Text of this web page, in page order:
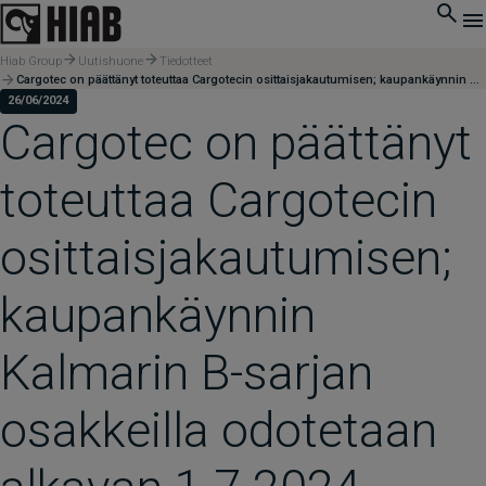
Hiab Group Uutishuone
Tiedotteet
Cargotec on päättänyt toteuttaa Cargotecin osittaisjakautumisen; kaupankäynnin Kalmarin B-sarjan osakkeilla odotetaan alkavan 1.7.2024
26/06/2024
Cargotec on päättänyt
toteuttaa Cargotecin
osittaisjakautumisen;
kaupankäynnin
Kalmarin B-sarjan
osakkeilla odotetaan